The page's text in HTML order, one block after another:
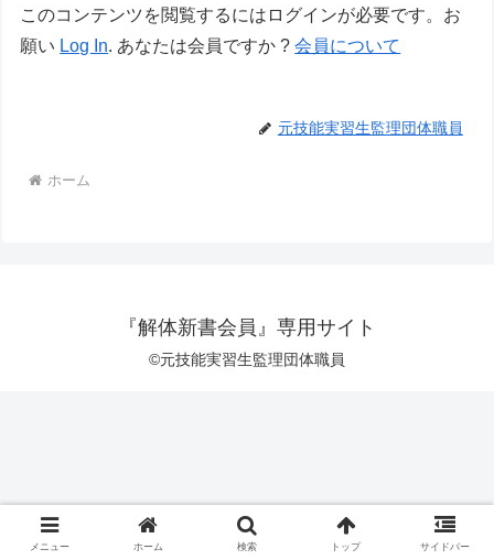
このコンテンツを閲覧するにはログインが必要です。お
願い Log In. あなたは会員ですか ?会員について
元技能実習生監理団体職員
ホーム
『解体新書会員』専用サイト
©元技能実習生監理団体職員
メニュー ホーム 検索 トップ サイドバー